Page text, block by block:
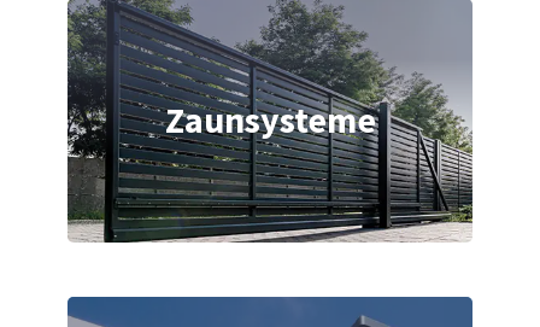
Zaunsysteme